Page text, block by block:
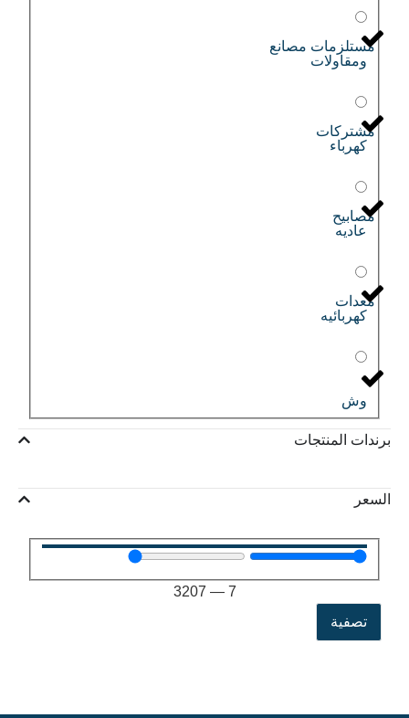
مستلزمات مصانع
ومقاولات
مشتركات
كهرباء
مصابيح
عاديه
معدات
كهربائيه
وش
برندات المنتجات
السعر
7
—
3207
تصفية